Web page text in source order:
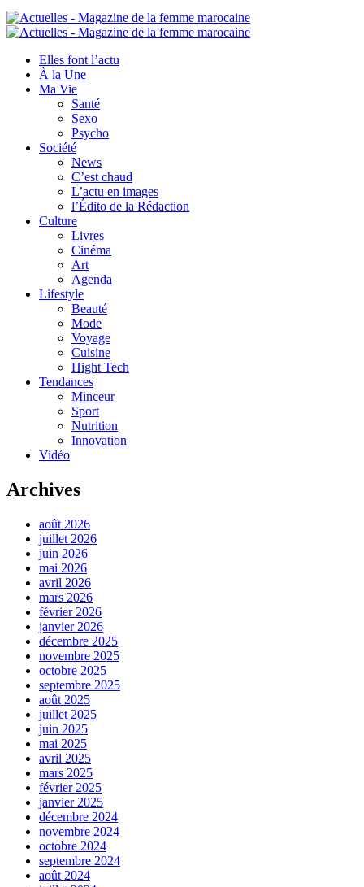
Elles font l’actu
À la Une
Ma Vie
Santé
Sexo
Psycho
Société
News
C’est chaud
L’actu en images
l’Édito de la Rédaction
Culture
Livres
Cinéma
Art
Agenda
Lifestyle
Beauté
Mode
Voyage
Cuisine
Hight Tech
Tendances
Minceur
Sport
Nutrition
Innovation
Vidéo
Archives
août 2026
juillet 2026
juin 2026
mai 2026
avril 2026
mars 2026
février 2026
janvier 2026
décembre 2025
novembre 2025
octobre 2025
septembre 2025
août 2025
juillet 2025
juin 2025
mai 2025
avril 2025
mars 2025
février 2025
janvier 2025
décembre 2024
novembre 2024
octobre 2024
septembre 2024
août 2024